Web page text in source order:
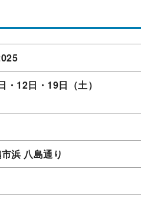
12日・19日（土）
浜 八島通り